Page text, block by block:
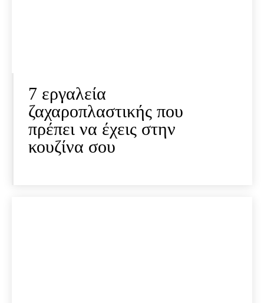
7 εργαλεία
ζαχαροπλαστικής που
πρέπει να έχεις στην
κουζίνα σου